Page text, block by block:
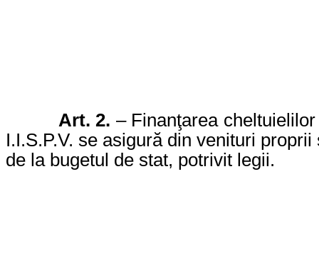
Art. 2. – Finanţarea
I.I.S.P.V. se asigură din venituri
de la bugetul de stat, potrivit legii.